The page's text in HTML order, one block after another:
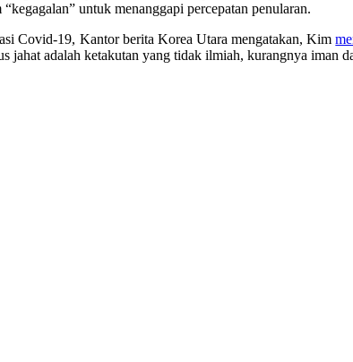
untuk menanggapi percepatan penularan.
Covid-19, Kantor berita Korea Utara mengatakan, Kim
jahat adalah ketakutan yang tidak ilmiah, kurangnya iman